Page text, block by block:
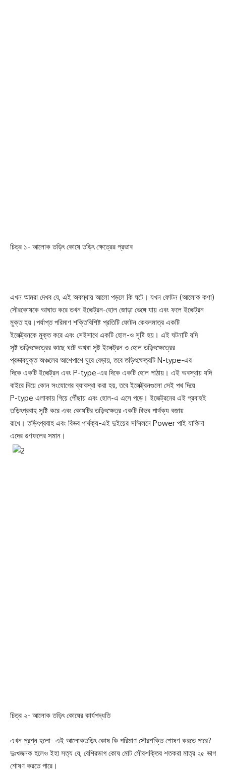
চিত্র ১- আলোক তড়িৎ কোষে তড়িৎ ক্ষেত্রের প্রভাব
এখন আমরা দেখব যে, এই অবস্থায় আলো পড়লে কি ঘটে। যখন ফোটন (আলোক কণা)
সৌরকোষকে আঘাত করে তখন ইলেক্ট্রন-হোল জোড়া ভেঙ্গে যায় এবং ফলে ইলেক্ট্রন
মুক্ত হয়।পর্যাপ্ত পরিমাণ শক্তিবিশিষ্ট প্রতিটি ফোটন কেবলমাত্র একটি
ইলেক্ট্রনকে মুক্ত করে এবং সেইসাথে একটি হোল-ও সৃষ্টি হয়। এই ঘটনাটি যদি
সৃষ্ট তড়িৎক্ষেত্রের কাছে ঘটে অথবা সৃষ্ট ইলেক্ট্রন ও হোল তড়িৎক্ষেত্রের
প্রভাবযুক্ত অঞ্চলের আশেপাশে ঘুরে বেড়ায়, তবে তড়িৎক্ষেত্রটি N-type-এর
দিকে একটি ইলেক্ট্রন এবং P-type-এর দিকে একটি হোল পাঠায়। এই অবস্থায় যদি
বাইরে দিয়ে কোন সংযোগের ব্যাবস্থা করা হয়, তবে ইলেক্ট্রনগুলো সেই পথ দিয়ে
P-type এলাকায় গিয়ে পৌঁছায় এবং হোল-এ এসে পড়ে। ইলেক্ট্রনের এই প্রবাহই
তড়িৎপ্রবাহ সৃষ্টি করে এবং কোষটির তড়িৎক্ষেত্র একটি বিভব পার্থক্য বজায়
রাখে। তড়িৎপ্রবাহ এবং বিভব পার্থক্য-এই দুইয়ের সম্মিলনে Power পাই যাকিনা
এদের গুণফলের সমান।
চিত্র ২- আলোক তড়িৎ কোষের কার্যপদ্ধতি
এখন প্রশ্ন হলো- এই আলোকতড়িৎ কোষ কি পরিমাণ সৌরশক্তি শোষণ করতে পারে?
দুঃখজনক হলেও ইহা সত্য যে, বেশিরভাগ কোষ মোট সৌরশক্তির শতকরা মাত্র ২৫ ভাগ
শোষণ করতে পারে।